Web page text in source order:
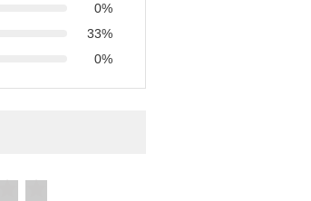
0%
33%
0%